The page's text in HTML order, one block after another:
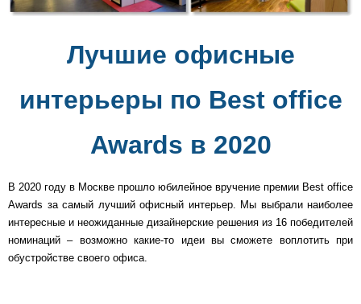
Лучшие офисные
интерьеры по Best office
Awards в 2020
В 2020 году в Москве прошло юбилейное вручение премии Best office
Awards за самый лучший офисный интерьер. Мы выбрали наиболее
интересные и неожиданные дизайнерские решения из 16 победителей
номинаций – возможно какие-то идеи вы сможете воплотить при
обустройстве своего офиса.